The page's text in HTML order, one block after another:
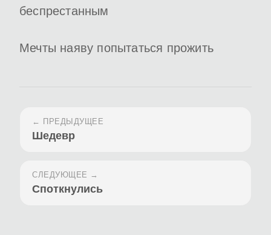
беспрестанным
Мечты наяву попытаться прожить
← ПРЕДЫДУЩЕЕ
Шедевр
СЛЕДУЮЩЕЕ →
Споткнулись